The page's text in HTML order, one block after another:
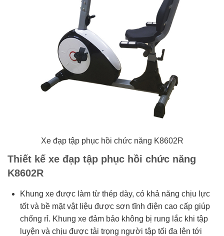
Xe đạp tập phục hồi chức năng K8602R
Thiết kế xe đạp tập phục hồi chức năng
K8602R
Khung xe được làm từ thép dày, có khả năng chịu lực
tốt và bề mặt vật liệu được sơn tĩnh điện cao cấp giúp
chống rỉ. Khung xe đảm bảo không bị rung lắc khi tập
luyện và chịu được tải trọng người tập tối đa lên tới